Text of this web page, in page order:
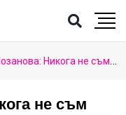
спирала да мечтая, защото знам, че мечтите наистина се сбъдват
не съм